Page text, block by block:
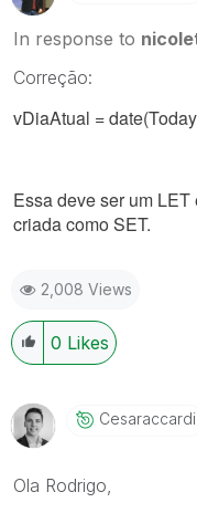
In response to
Correção:
vDiaAtual =
Essa deve ser um
criada como SET.
2,008 Views
0 Likes
Cesaraccardi
Ola Rodrigo,